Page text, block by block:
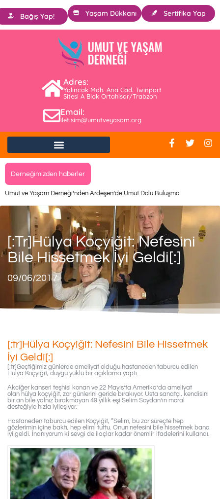
Sertifika Yap
Yaşam Dükkanı
Bağış Yap!
Adres:
Yalıncak Mah. Ana Cad. Twinpart
Sitesi A Blok Ortahisar/Trabzon
Email:
iletisim@umutveyasam.org
Derneğimizden haberler
Umut ve Yaşam Derneği’nden Ardeşen’de Umut Dolu Buluşma
[:tr]Hülya Koçyiğit: Nefesini
Bile Hissetmek İyi Geldi[:]
09/06/2017
[:tr]Hülya Koçyiğit: Nefesini Bile Hissetmek
İyi Geldi[:]
[:tr]Geçtiğimiz günlerde ameliyat olduğu hastaneden taburcu edilen
Hülya Koçyiğit, duygu yüklü bir açıklama yaptı.
Akciğer kanseri teşhisi konan ve 22 Mayıs’ta Amerika’da ameliyat
olan hülya koçyiğit, zor günlerini geride bırakıyor. Usta sanatçı, kendisini
bir an bile yalnız bırakmayan 49 yıllık eşi Selim Soydan’ın moral
desteğiyle hızla iyileşiyor.
Hastaneden taburcu edilen Koçyiğit, “Selim, bu zor süreçte hep
gözlerimin içine baktı, hep elimi tuttu. Onun nefesini bile hissetmek bana
iyi geldi. İnanıyorum ki sevgi de ilaçlar kadar önemli” ifadelerini kullandı.